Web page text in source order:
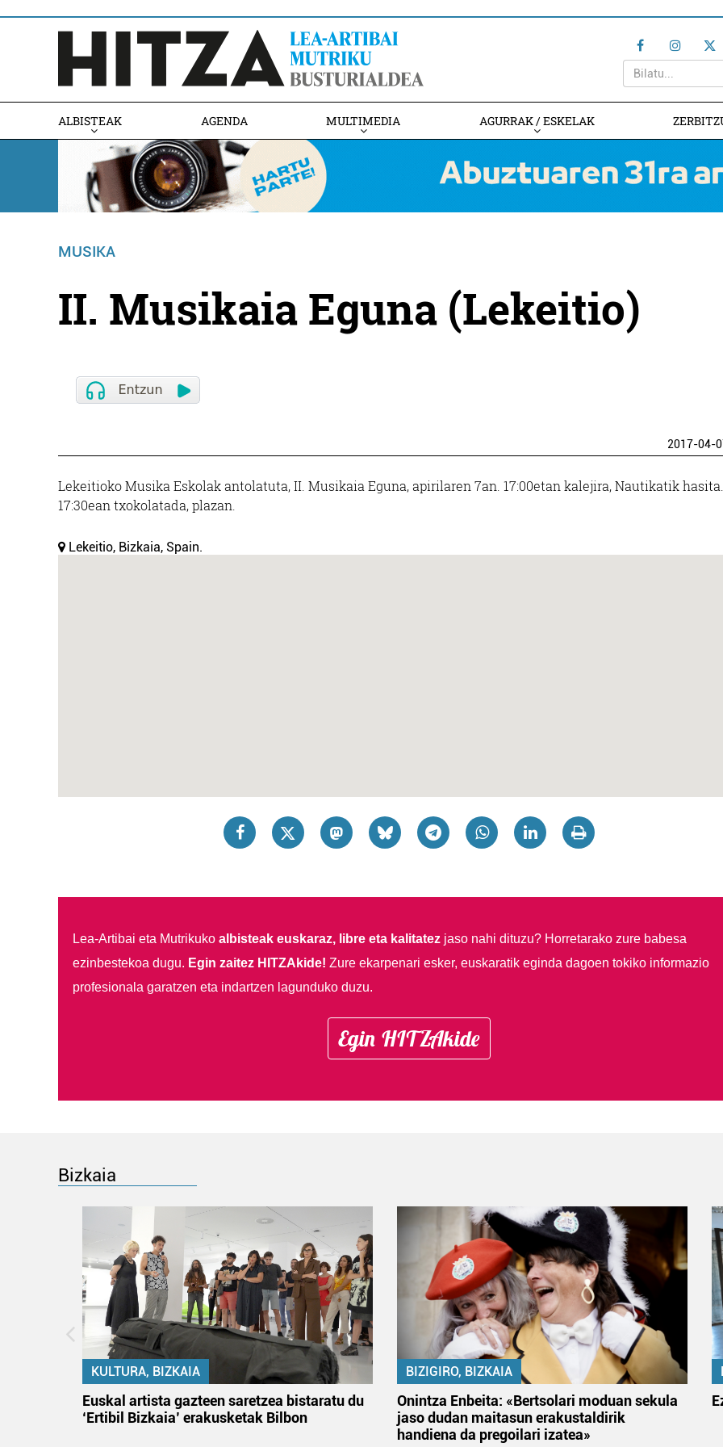
ALBISTEAK AGENDA MULTIMEDIA AGURRAK / ESKELAK
MUSIKA
II. Musikaia Eguna (Lekeitio)
2017-04-
Lekeitioko Musika Eskolak antolatuta, II. Musikaia Eguna, apirilaren 7an. 17:00etan kalejira, Nautikatik hasita.
17:30ean txokolatada, plazan.
Lekeitio, Bizkaia, Spain.
Lea-Artibai eta Mutrikuko albisteak euskaraz, libre eta kalitatezjaso nahi dituzu? Horretarako zure babesa
ezinbestekoa dugu. Egin zaitez HITZAkide! Zure ekarpenari esker, euskaratik eginda dagoen tokiko informazio
profesionala garatzen eta indartzen lagunduko duzu.
Egin HITZAkide
Bizkaia
KULTURA, BIZKAIA
Euskal artista gazteen saretzea bistaratu du
‘Ertibil Bizkaia’ erakusketak Bilbon
BIZIGIRO, BIZKAIA
Onintza Enbeita: «Bertsolari moduan sekula
jaso dudan maitasun erakustaldirik
handiena da pregoilari izatea»